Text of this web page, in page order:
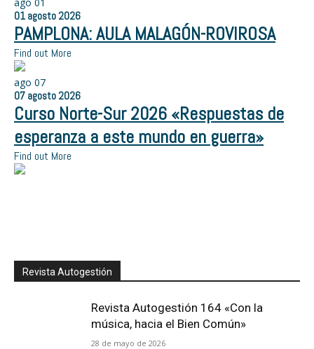
01 agosto 2026
PAMPLONA: AULA MALAGÓN-ROVIROSA
Find out More
ago 07
07 agosto 2026
Curso Norte-Sur 2026 «Respuestas de
esperanza a este mundo en guerra»
Find out More
Revista Autogestión
Revista Autogestión 164 «Con la
música, hacia el Bien Común»
28 de mayo de 2026